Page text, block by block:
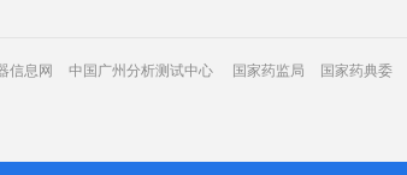
信息网 中国广州分析测试中心 国家药监局 国家药典委